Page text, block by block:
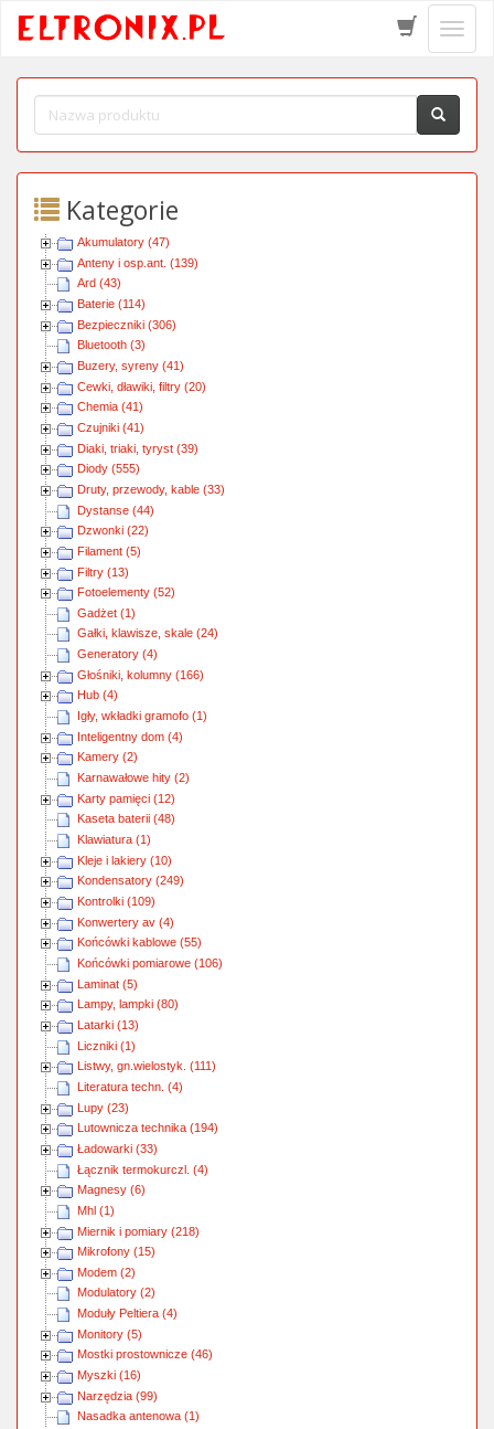
menu
Kategorie
Akumulatory (47)
Anteny i osp.ant. (139)
Ard (43)
Baterie (114)
Bezpieczniki (306)
Bluetooth (3)
Buzery, syreny (41)
Cewki, dławiki, filtry (20)
Chemia (41)
Czujniki (41)
Diaki, triaki, tyryst (39)
Diody (555)
Druty, przewody, kable (33)
Dystanse (44)
Dzwonki (22)
Filament (5)
Filtry (13)
Fotoelementy (52)
Gadżet (1)
Gałki, klawisze, skale (24)
Generatory (4)
Głośniki, kolumny (166)
Hub (4)
Igły, wkładki gramofo (1)
Inteligentny dom (4)
Kamery (2)
Karnawałowe hity (2)
Karty pamięci (12)
Kaseta baterii (48)
Klawiatura (1)
Kleje i lakiery (10)
Kondensatory (249)
Kontrolki (109)
Konwertery av (4)
Końcówki kablowe (55)
Końcówki pomiarowe (106)
Laminat (5)
Lampy, lampki (80)
Latarki (13)
Liczniki (1)
Listwy, gn.wielostyk. (111)
Literatura techn. (4)
Lupy (23)
Lutownicza technika (194)
Ładowarki (33)
Łącznik termokurczl. (4)
Magnesy (6)
Mhl (1)
Miernik i pomiary (218)
Mikrofony (15)
Modem (2)
Modulatory (2)
Moduły Peltiera (4)
Monitory (5)
Mostki prostownicze (46)
Myszki (16)
Narzędzia (99)
Nasadka antenowa (1)